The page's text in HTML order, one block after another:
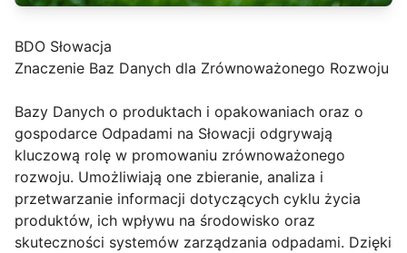
BDO Słowacja
Znaczenie Baz Danych dla Zrównoważonego Rozwoju
Bazy Danych o produktach i opakowaniach oraz o
gospodarce Odpadami na Słowacji odgrywają
kluczową rolę w promowaniu zrównoważonego
rozwoju. Umożliwiają one zbieranie, analiza i
przetwarzanie informacji dotyczących cyklu życia
produktów, ich wpływu na środowisko oraz
skuteczności systemów zarządzania odpadami. Dzięki